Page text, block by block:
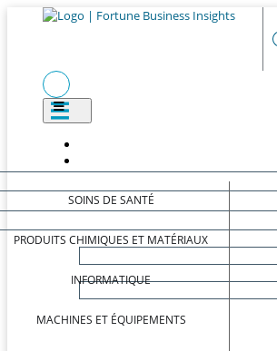
SOINS DE SANTÉ
PRODUITS CHIMIQUES ET MATÉRIAUX
INFORMATIQUE
MACHINES ET ÉQUIPEMENTS